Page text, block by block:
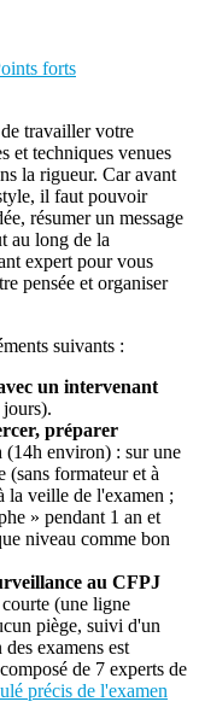
forts
travailler votre
et techniques venues
la rigueur. Car avant
il faut pouvoir
résumer un message
au long de la
expert pour vous
pensée et organiser
suivants :
un intervenant
préparer
(14h environ) : sur une
(sans formateur et à
la veille de l'examen ;
» pendant 1 an et
niveau comme bon
au CFPJ
(une ligne
piège, suivi d'un
examens est
de 7 experts de
précis de l'examen